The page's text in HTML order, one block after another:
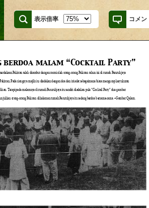
表示倍率 コメン